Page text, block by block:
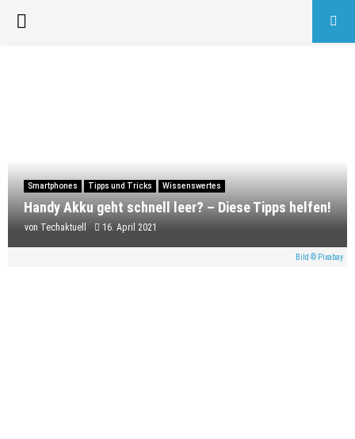
PRIMARY
Smartphones Tipps und Tricks Wissenswertes
Handy Akku geht schnell leer? – Diese Tipps helfen!
von Techaktuell 16. April 2021
Bild © Pixabay